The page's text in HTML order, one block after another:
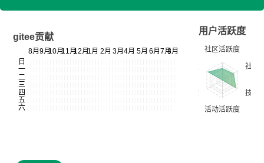
gitee贡献
用户活跃度